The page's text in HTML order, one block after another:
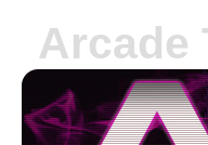
Arcade